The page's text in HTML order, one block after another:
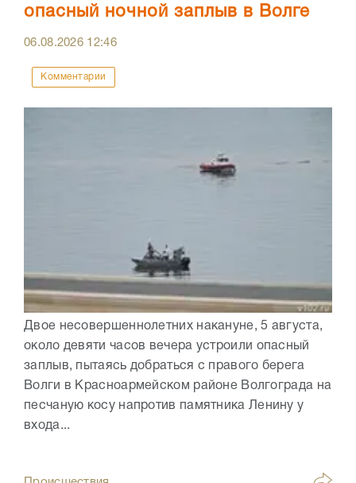
опасный ночной заплыв в Волге
06.08.2026 12:46
Комментарии
Двое несовершеннолетних накануне, 5 августа,
около девяти часов вечера устроили опасный
заплыв, пытаясь добраться с правого берега
Волги в Красноармейском районе Волгограда на
песчаную косу напротив памятника Ленину у
входа...